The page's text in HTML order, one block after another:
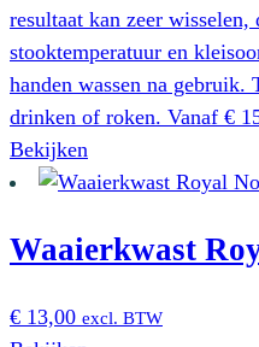
resultaat kan zeer
stooktemperatuur en
handen wassen na gebruik.
drinken of roken. Vanaf €
Bekijken
product
meerdere
Deze
Waaierkwast
€ 13,00 excl. BTW